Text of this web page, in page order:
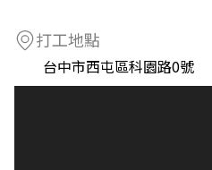
打工地點
台中市西屯區科園路0號